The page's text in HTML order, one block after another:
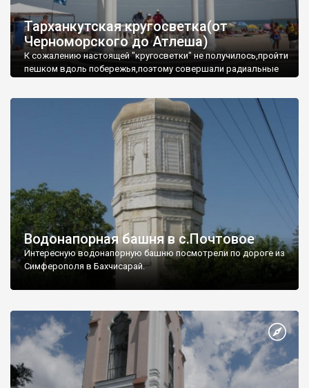
Тарханкутская кругосветка(от
Черноморского до Атлеша)
К сожалению настоящей "кругосветки" не получилось,пройти
пешком вдоль побережья,поэтому совершали радиальные
Водонапорная башня в с.Почтовое
Интересную водонапорную башню посмотрели по дороге из
Симферополя в Бахчисарай.